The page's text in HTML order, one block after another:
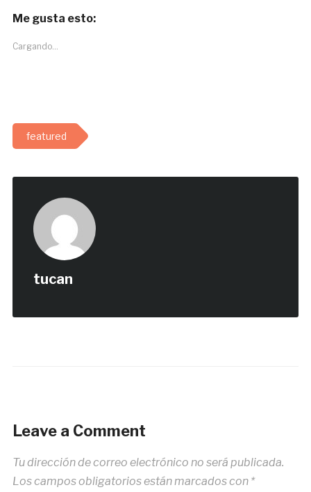
Me gusta esto:
Cargando...
featured
tucan
Leave a Comment
Tu dirección de correo electrónico no será publicada.
Los campos obligatorios están marcados con *